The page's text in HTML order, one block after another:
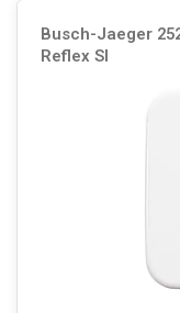
Busch-Jaeger
Reflex SI